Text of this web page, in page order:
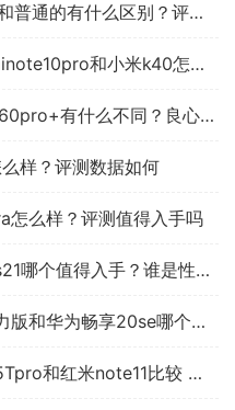
【已采纳】realmegt大师版和普通的有什么区别？评测质量好不好
使用一个月后分享小米redminote10pro和小米k40怎么选？评测比较哪款好
深入解读魅族18pro与vivox60pro+有什么不同？良心点评配置区别
样？评测数据如何
怎么样？评测值得入手吗
口碑剖析实情三星s20 fe和s21哪个值得入手？谁是性价比之王
「深度评测」荣耀play5t活力版和华为畅享20se哪个好？图文爆料分析
【用后说说】荣耀荣耀play5Tpro和红米note11比较 哪款好？良心点评配置区别